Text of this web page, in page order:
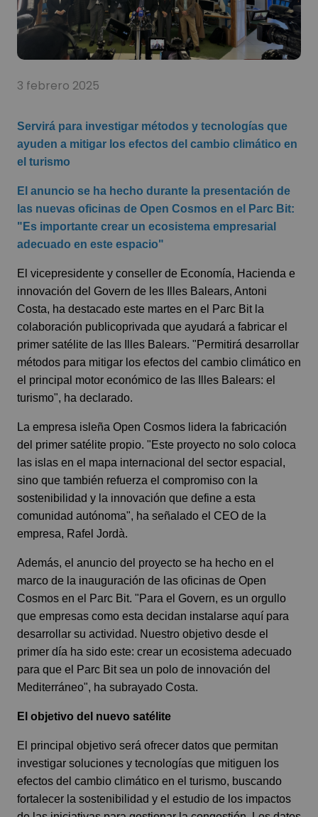
3 febrero 2025
Servirá para investigar métodos y tecnologías que
ayuden a mitigar los efectos del cambio climático en
el turismo
El anuncio se ha hecho durante la presentación de
las nuevas oficinas de Open Cosmos en el Parc Bit:
"Es importante crear un ecosistema empresarial
adecuado en este espacio"
El vicepresidente y conseller de Economía, Hacienda e
innovación del Govern de les Illes Balears, Antoni
Costa, ha destacado este martes en el Parc Bit la
colaboración publicoprivada que ayudará a fabricar el
primer satélite de las Illes Balears. "Permitirá desarrollar
métodos para mitigar los efectos del cambio climático en
el principal motor económico de las Illes Balears: el
turismo", ha declarado.
La empresa isleña Open Cosmos lidera la fabricación
del primer satélite propio. "Este proyecto no solo coloca
las islas en el mapa internacional del sector espacial,
sino que también refuerza el compromiso con la
sostenibilidad y la innovación que define a esta
comunidad autónoma", ha señalado el CEO de la
empresa, Rafel Jordà.
Además, el anuncio del proyecto se ha hecho en el
marco de la inauguración de las oficinas de Open
Cosmos en el Parc Bit. "Para el Govern, es un orgullo
que empresas como esta decidan instalarse aquí para
desarrollar su actividad. Nuestro objetivo desde el
primer día ha sido este: crear un ecosistema adecuado
para que el Parc Bit sea un polo de innovación del
Mediterráneo", ha subrayado Costa.
El objetivo del nuevo satélite
El principal objetivo será ofrecer datos que permitan
investigar soluciones y tecnologías que mitiguen los
efectos del cambio climático en el turismo, buscando
fortalecer la sostenibilidad y el estudio de los impactos